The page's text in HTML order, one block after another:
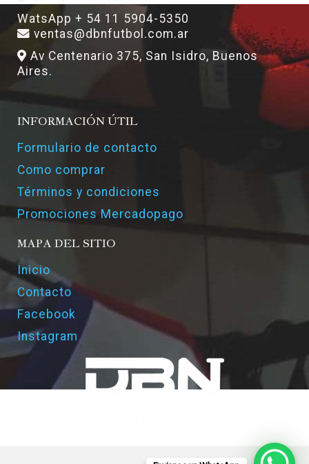
WatsApp + 54 11 5904-5350
ventas@dbnfutbol.com.ar
Av Centenario 375, San Isidro, Buenos
Aires.
INFORMACIÓN ÚTIL
Formulario de contacto
Como comprar
Términos y condiciones
Promociones Mercadopago
MAPA DEL SITIO
Inicio
Contacto
Facebook
Instagram